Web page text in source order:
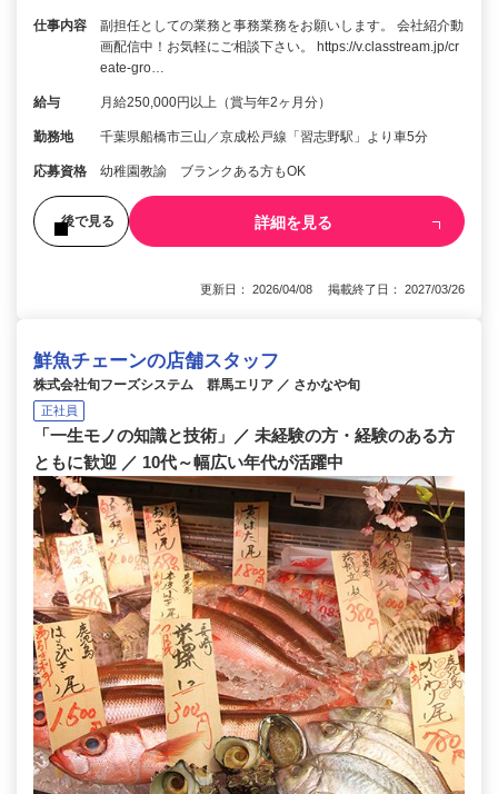
仕事内容
副担任としての業務と事務業務をお願いします。 会社紹介動
画配信中！お気軽にご相談下さい。 https://v.classtream.jp/cr
eate-gro…
給与 月給250,000円以上（賞与年2ヶ月分）
勤務地 千葉県船橋市三山／京成松戸線「習志野駅」より車5分
応募資格 幼稚園教諭 ブランクある方もOK
後で見る 詳細を見る
更新日： 2026/04/08 掲載終了日： 2027/03/26
鮮魚チェーンの店舗スタッフ
株式会社旬フーズシステム 群馬エリア ／ さかなや旬
正社員
「一生モノの知識と技術」／ 未経験の方・経験のある方
ともに歓迎 ／ 10代～幅広い年代が活躍中